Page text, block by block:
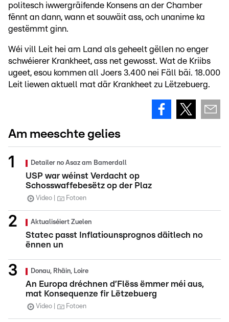
politesch iwwergräifende Konsens an der Chamber
fënnt an dann, wann et souwäit ass, och unanime ka
gestëmmt ginn.
Wéi vill Leit hei am Land als geheelt gëllen no enger
schwéierer Krankheet, ass net gewosst. Wat de Kriibs
ugeet, esou kommen all Joers 3.400 nei Fäll bäi. 18.000
Leit liewen aktuell mat där Krankheet zu Lëtzebuerg.
Am meeschte gelies
Detailer no Asaz am Bamerdall
USP war wéinst Verdacht op
Schosswaffebesëtz op der Plaz
Video Fotoen
Aktualiséiert Zuelen
Statec passt Inflatiounsprognos däitlech no
ënnen un
Donau, Rhäin, Loire
An Europa dréchnen d’Flëss ëmmer méi aus,
mat Konsequenze fir Lëtzebuerg
Video Fotoen